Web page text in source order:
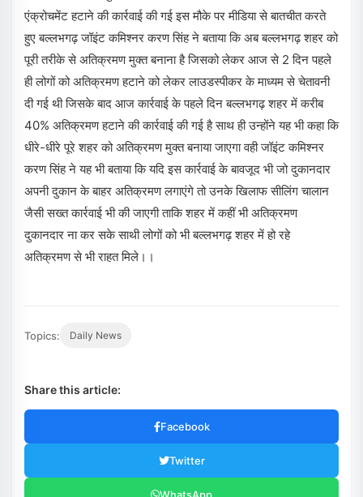
एंक्रोचमेंट हटाने की कार्रवाई की गई इस मौके पर मीडिया से बातचीत करते
हुए बल्लभगढ़ जॉइंट कमिश्नर करण सिंह ने बताया कि अब बल्लभगढ़ शहर को
पूरी तरीके से अतिक्रमण मुक्त बनाना है जिसको लेकर आज से 2 दिन पहले
ही लोगों को अतिक्रमण हटाने को लेकर लाउडस्पीकर के माध्यम से चेतावनी
दी गई थी जिसके बाद आज कार्रवाई के पहले दिन बल्लभगढ़ शहर में करीब
40% अतिक्रमण हटाने की कार्रवाई की गई है साथ ही उन्होंने यह भी कहा कि
धीरे-धीरे पूरे शहर को अतिक्रमण मुक्त बनाया जाएगा वही जॉइंट कमिश्नर
करण सिंह ने यह भी बताया कि यदि इस कार्रवाई के बावजूद भी जो दुकानदार
अपनी दुकान के बाहर अतिक्रमण लगाएंगे तो उनके खिलाफ सीलिंग चालान
जैसी सख्त कार्रवाई भी की जाएगी ताकि शहर में कहीं भी अतिक्रमण
दुकानदार ना कर सके साथी लोगों को भी बल्लभगढ़ शहर में हो रहे
अतिक्रमण से भी राहत मिले।।
Topics: Daily News
Share this article:
Facebook
Twitter